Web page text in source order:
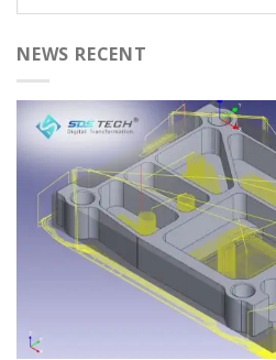
NEWS RECENT